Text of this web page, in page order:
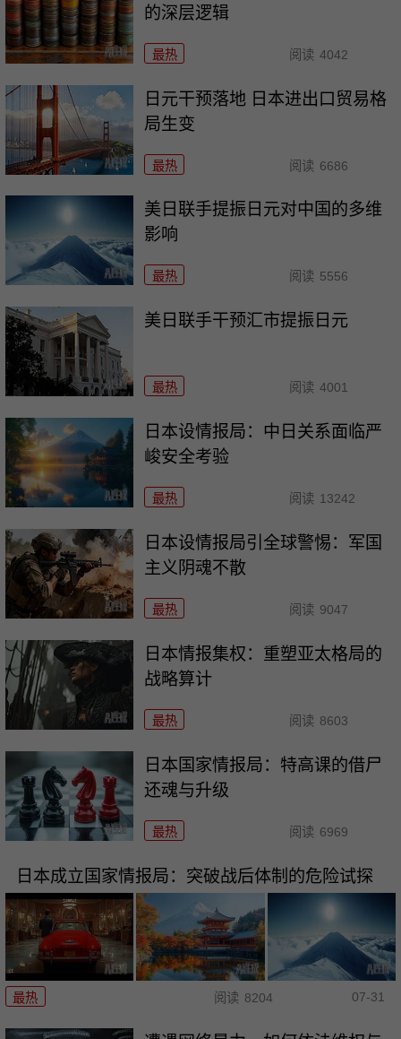
的深层逻辑
最热 阅读 4042
日元干预落地 日本进出口贸易格
局生变
最热 阅读 6686
美日联手提振日元对中国的多维
影响
最热 阅读 5556
美日联手干预汇市提振日元
最热 阅读 4001
日本设情报局：中日关系面临严
峻安全考验
最热 阅读 13242
日本设情报局引全球警惕：军国
主义阴魂不散
最热 阅读 9047
日本情报集权：重塑亚太格局的
战略算计
最热 阅读 8603
日本国家情报局：特高课的借尸
还魂与升级
最热 阅读 6969
日本成立国家情报局：突破战后体制的危险试探
最热 阅读 8204 07-31